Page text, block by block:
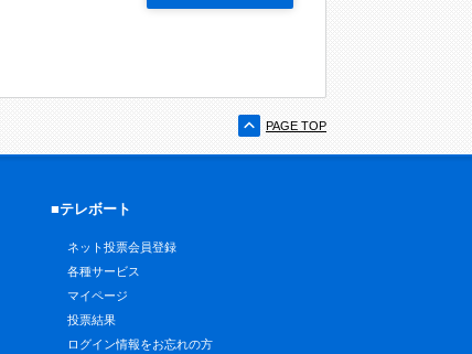
PAGE TOP
■テレボート
ネット投票会員登録
各種サービス
マイページ
投票結果
ログイン情報をお忘れの方